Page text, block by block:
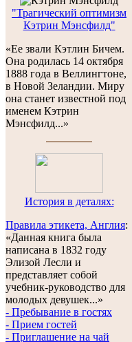
"Трагический оптимизм
Кэтрин Мэнсфилд"
«Ее звали Кэтлин Бичем.
Она родилась 14 октября
1888 года в Веллингтоне,
в Новой Зеландии. Миру
она станет известной под
именем Кэтрин
Мэнсфилд...»
История в деталях:
Правила этикета, Англия:
«Данная книга была
написана в 1832 году
Элизой Лесли и
представляет собой
учебник-руководство для
молодых девушек...»
- Пребывание в гостях
- Прием гостей
- Приглашение на чай